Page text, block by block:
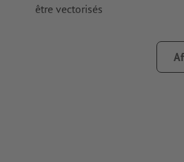
être vectorisés